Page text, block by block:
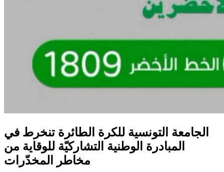
الجامعة التونسية للكرة الطائرة تنخرط في
المبادرة الوطنية التشاركيّة للوقاية من
مخاطر المخدّرات